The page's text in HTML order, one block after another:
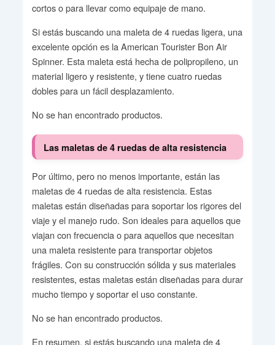
cortos o para llevar como equipaje de mano.
Si estás buscando una maleta de 4 ruedas ligera, una
excelente opción es la American Tourister Bon Air
Spinner. Esta maleta está hecha de polipropileno, un
material ligero y resistente, y tiene cuatro ruedas
dobles para un fácil desplazamiento.
No se han encontrado productos.
Las maletas de 4 ruedas de alta resistencia
Por último, pero no menos importante, están las
maletas de 4 ruedas de alta resistencia. Estas
maletas están diseñadas para soportar los rigores del
viaje y el manejo rudo. Son ideales para aquellos que
viajan con frecuencia o para aquellos que necesitan
una maleta resistente para transportar objetos
frágiles. Con su construcción sólida y sus materiales
resistentes, estas maletas están diseñadas para durar
mucho tiempo y soportar el uso constante.
No se han encontrado productos.
En resumen, si estás buscando una maleta de 4